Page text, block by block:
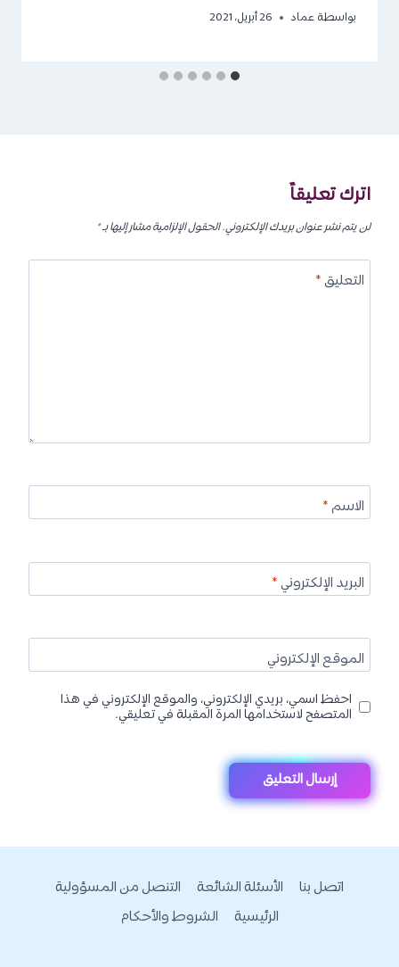
بواسطة عماد 26 أبريل، 2021
اترك تعليقاً
لن يتم نشر عنوان بريدك الإلكتروني.الحقول الإلزامية مشار إليها بـ*
التعليق*
الاسم*
البريد الإلكتروني*
الموقع الإلكتروني
احفظ اسمي، بريدي الإلكتروني، والموقع الإلكتروني في هذا
المتصفح لاستخدامها المرة المقبلة في تعليقي.
اتصل بنا الأسئلة الشائعة
التنصل من المسؤولية
الرئيسية
الشروط والأحكام